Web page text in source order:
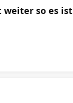
weiter so es ist